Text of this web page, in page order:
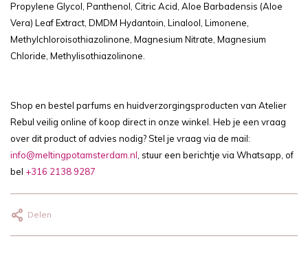
Propylene Glycol, Panthenol, Citric Acid, Aloe Barbadensis (Aloe
Vera) Leaf Extract, DMDM Hydantoin, Linalool, Limonene,
Methylchloroisothiazolinone, Magnesium Nitrate, Magnesium
Chloride, Methylisothiazolinone.
Shop en bestel parfums en huidverzorgingsproducten van Atelier
Rebul veilig online of koop direct in onze winkel. Heb je een vraag
over dit product of advies nodig? Stel je vraag via de mail:
info@meltingpotamsterdam.nl , stuur een berichtje via Whatsapp, of
bel +316 2138 9287
Delen